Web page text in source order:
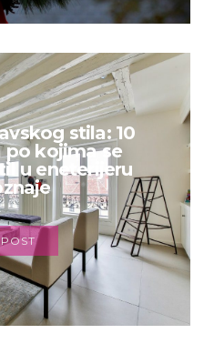
stila: 10
kojima se
u eneterijeru